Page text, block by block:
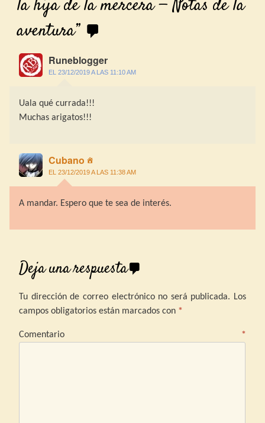
la hija de la mercera — Notas de la
aventura”
Runeblogger
EL 23/12/2019 A LAS 11:10 AM
Uala qué currada!!!
Muchas arigatos!!!
Cubano
EL 23/12/2019 A LAS 11:38 AM
A mandar. Espero que te sea de interés.
Deja una respuesta
Tu dirección de correo electrónico no será publicada. Los
campos obligatorios están marcados con *
Comentario *